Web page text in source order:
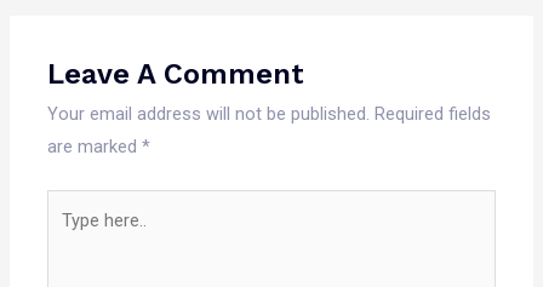
Leave A Comment
Your email address will not be published. Required fields
are marked*
here..